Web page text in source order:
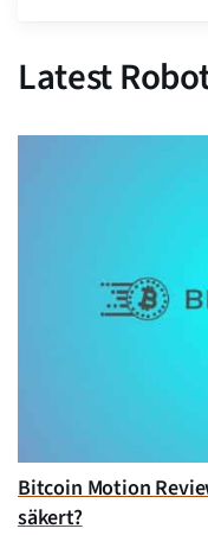
Latest
Bitcoin Motion
säkert?